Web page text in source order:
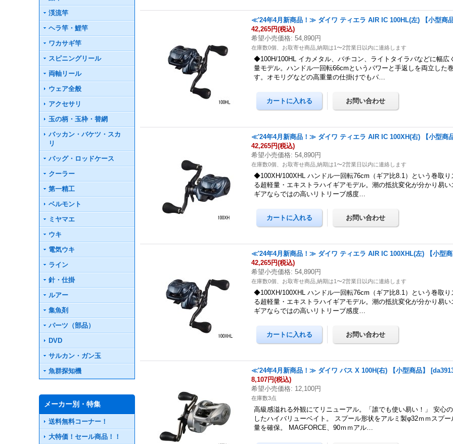
渓流竿
ヘラ竿・鯉竿
ワカサギ竿
スピニングリール
両軸リール
ウェア全般
アクセサリ
玉の柄・玉枠・替網
バッカン・バケツ・スカ
リ
バッグ・ロッドケース
クーラー
第一精工
ベルモント
ミヤマエ
ウキ
電気ウキ
ライン
針・仕掛
ルアー
集魚剤
パーツ（部品）
DVD
サルカン・ガン玉
魚群探知機
メーカー別・特集
送料無料コーナー！
大特価！セール商品！！
≪'24年4月新商品！≫ ダイワ ティエラ AIR IC 100HL(左) 【小型商
42,265円(税込)
希望小売価格: 54,890円
在庫数0個、お取寄せ商品,納期は1〜2営業日以内に連絡します
◆100H/100HL イカメタル、バチコン、ライトタイラバなどに幅広
量モデル。ハンドル一回転66cmというパワーと手返しを両立した
す。オモリグなどの高重量の仕掛けでもパ…
≪'24年4月新商品！≫ ダイワ ティエラ AIR IC 100XH(右) 【小型商
42,265円(税込)
希望小売価格: 54,890円
在庫数0個、お取寄せ商品,納期は1〜2営業日以内に連絡します
◆100XH/100XHL ハンドル一回転76cm（ギア比8.1）という巻取り
る超軽量・エキストラハイギアモデル。潮の抵抗変化が分かり易
ギアならではの高いリトリーブ感度…
≪'24年4月新商品！≫ ダイワ ティエラ AIR IC 100XHL(左) 【小型
42,265円(税込)
希望小売価格: 54,890円
在庫数0個、お取寄せ商品,納期は1〜2営業日以内に連絡します
◆100XH/100XHL ハンドル一回転76cm（ギア比8.1）という巻取り
る超軽量・エキストラハイギアモデル。潮の抵抗変化が分かり易
ギアならではの高いリトリーブ感度…
≪'24年4月新商品！≫ ダイワ バス X 100H(右) 【小型商品】 [
8,107円(税込)
希望小売価格: 12,100円
在庫数3点
高級感溢れる外観にてリニューアル。「誰でも使い易い！」 安心
したハイバリューベイト。 スプール形状をアルミ製φ32ｍｍスプ
量を確保。 MAGFORCE、90ｍｍアル…